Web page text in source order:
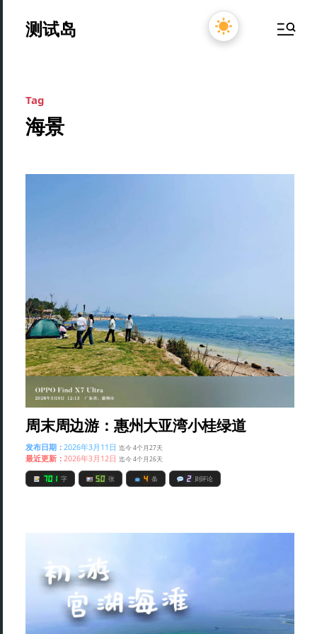
测试岛
Tag
海景
周末周边游：惠州大亚湾小桂绿道
发布日期：2026年3月11日 迄今 4个月27天
最近更新：2026年3月12日 迄今 4个月26天
701 字 50 张 4 条 2 则评论